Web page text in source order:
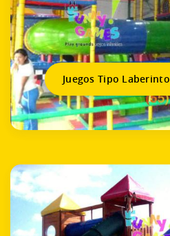
Juegos Tipo Laberinto